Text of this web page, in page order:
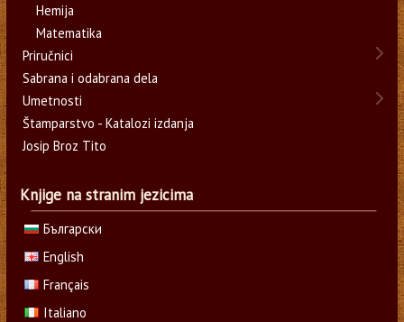
Hemija
Matematika
Priručnici
Sabrana i odabrana dela
Umetnosti
Štamparstvo - Katalozi izdanja
Josip Broz Tito
Knjige na stranim jezicima
Български
English
Français
Italiano